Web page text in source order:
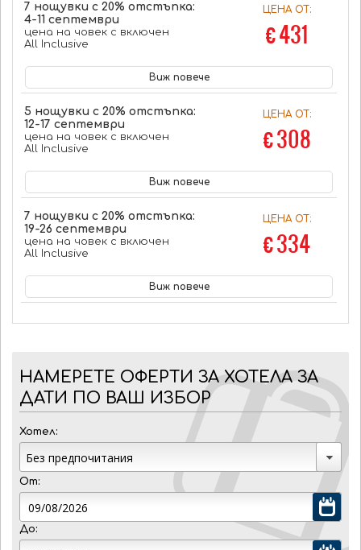
7 нощувки с 20% отстъпка:
4-11 септември
цена на човек с включен
All Inclusive
ЦЕНА ОТ:
€ 431
Виж повече
5 нощувки с 20% отстъпка:
12-17 септември
цена на човек с включен
All Inclusive
ЦЕНА ОТ:
€ 308
Виж повече
7 нощувки с 20% отстъпка:
19-26 септември
цена на човек с включен
All Inclusive
ЦЕНА ОТ:
€ 334
Виж повече
НАМЕРЕТЕ ОФЕРТИ ЗА ХОТЕЛА ЗА
ДАТИ ПО ВАШ ИЗБОР
Хотел:
От:
До: